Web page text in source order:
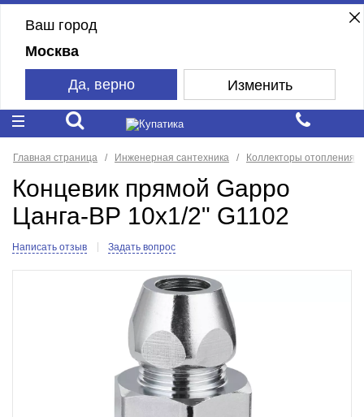
Ваш город
Москва
Да, верно Изменить
Главная страница Инженерная сантехника Коллекторы отопления
Концевик прямой Gappo
Цанга-ВР 10x1/2" G1102
Написать отзыв Задать вопрос